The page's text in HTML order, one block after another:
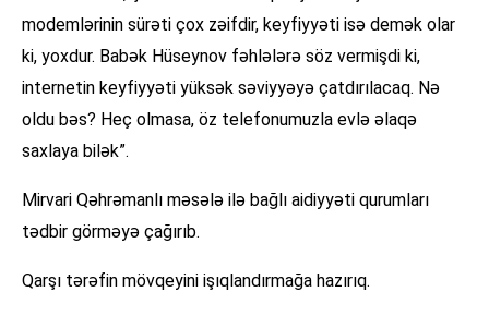
modemlərinin sürəti çox zəifdir, keyfiyyəti isə demək olar
ki, yoxdur. Babək Hüseynov fəhlələrə söz vermişdi ki,
internetin keyfiyyəti yüksək səviyyəyə çatdırılacaq. Nə
oldu bəs? Heç olmasa, öz telefonumuzla evlə əlaqə
saxlaya bilək”.
Mirvari Qəhrəmanlı məsələ ilə bağlı aidiyyəti qurumları
tədbir görməyə çağırıb.
Qarşı tərəfin mövqeyini işıqlandırmağa hazırıq.